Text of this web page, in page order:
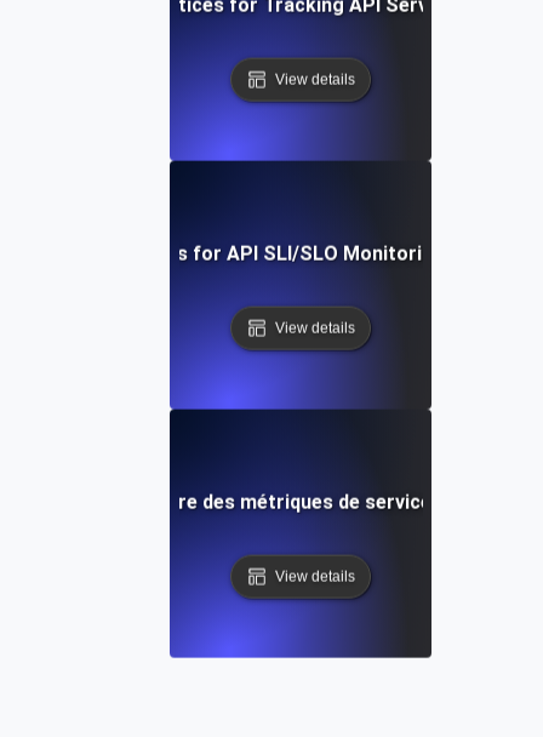
View details
Real-Time Tools for API SLI/SLO Monitoring: A Deep
View details
de la mise en œuvre des métriques de service API : De la
View details